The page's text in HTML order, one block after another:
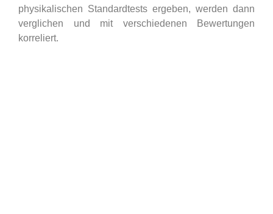
physikalischen Standardtests ergeben, werden dann
verglichen und mit verschiedenen Bewertungen
korreliert.